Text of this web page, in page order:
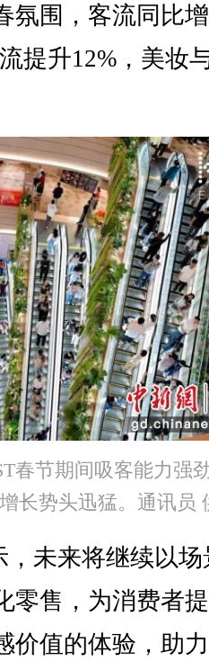
氛围，客流同比
提升12%，美妆
春节期间吸客能力强
长势头迅猛。通讯员
未来将继续以场
零售，为消费者
价值的体验，助